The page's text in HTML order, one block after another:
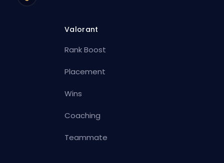
Valorant
Rank Boost
Placement
Wins
Coaching
Teammate